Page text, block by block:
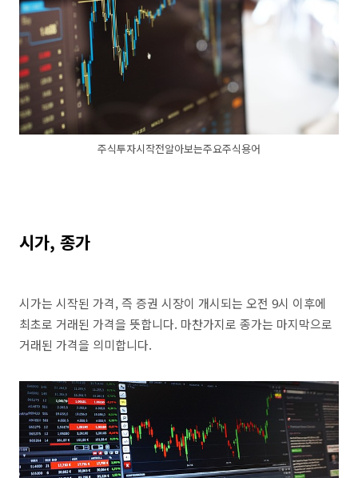
주식투자시작전알아보는주요주식용어
시가, 종가
시가는 시작된 가격, 즉 증권 시장이 개시되는 오전 9시 이후에
최초로 거래된 가격을 뜻합니다. 마찬가지로 종가는 마지막으로
거래된 가격을 의미합니다.